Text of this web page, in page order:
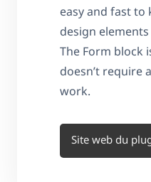
easy and fast to
design
The Form block
doesn’t require
work.
Site web du